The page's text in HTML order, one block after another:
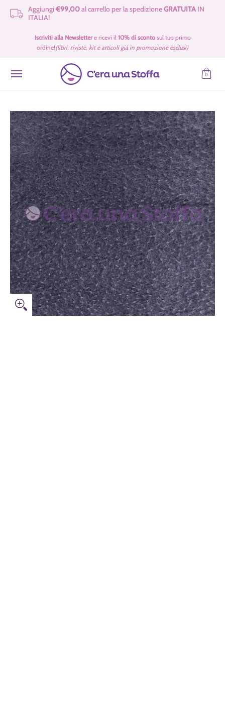
Passa al contenuto principale
Aggiungi€99,00al carrello per la spedizioneGRATUITA IN
ITALIA!
Idee Regalo 🎁
Offerte Filati 🧶
Iscriviti alla Newslettere ricevi il 10% di sconto sul tuo primo
ordine!(libri, riviste, kit e articoli già in promozione esclusi)
0
Passa al contenuto principale